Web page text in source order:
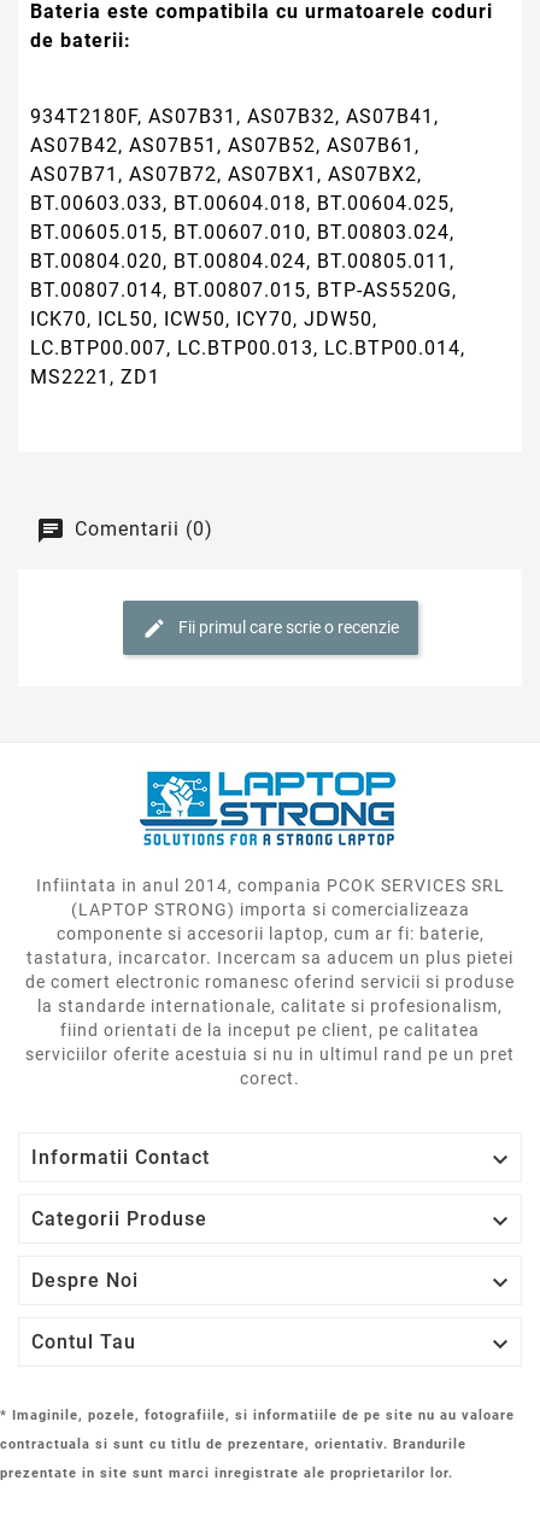
Bateria este compatibila cu urmatoarele coduri
de baterii:
934T2180F, AS07B31, AS07B32, AS07B41,
AS07B42, AS07B51, AS07B52, AS07B61,
AS07B71, AS07B72, AS07BX1, AS07BX2,
BT.00603.033, BT.00604.018, BT.00604.025,
BT.00605.015, BT.00607.010, BT.00803.024,
BT.00804.020, BT.00804.024, BT.00805.011,
BT.00807.014, BT.00807.015, BTP-AS5520G,
ICK70, ICL50, ICW50, ICY70, JDW50,
LC.BTP00.007, LC.BTP00.013, LC.BTP00.014,
MS2221, ZD1
Comentarii (0)
Fii primul care scrie o recenzie
Infiintata in anul 2014, compania PCOK SERVICES SRL
(LAPTOP STRONG) importa si comercializeaza
componente si accesorii laptop, cum ar fi: baterie,
tastatura, incarcator. Incercam sa aducem un plus pietei
de comert electronic romanesc oferind servicii si produse
la standarde internationale, calitate si profesionalism,
fiind orientati de la inceput pe client, pe calitatea
serviciilor oferite acestuia si nu in ultimul rand pe un pret
corect.
Informatii Contact 
Categorii Produse 
Despre Noi 
Contul Tau 
* Imaginile, pozele, fotografiile, si informatiile de pe site nu au valoare
contractuala si sunt cu titlu de prezentare, orientativ. Brandurile
prezentate in site sunt marci inregistrate ale proprietarilor lor.